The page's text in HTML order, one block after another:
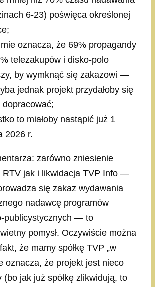
6-23) poświęca określonej
oznacza, że 69% propagandy
telezakupów i disko-polo
by wymknąć się zakazowi —
jednak projekt przydałoby się
dopracować;
to miałoby nastąpić już 1
2026 r.
zarówno zniesienie
RTV jak i likwidacja TVP Info —
się zakaz wydawania
nadawcę programów
publicystycznych — to
pomysł. Oczywiście można
że mamy spółkę TVP „w
oznacza, że projekt jest nieco
(bo jak już spółkę zlikwidują, to